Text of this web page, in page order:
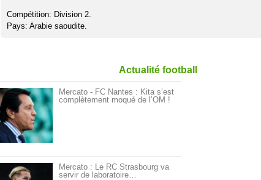
Compétition: Division 2.
Pays: Arabie saoudite.
Actualité football
Mercato - FC Nantes : Kita s’est
complètement moqué de l’OM !
Mercato : Le RC Strasbourg va
servir de laboratoire…